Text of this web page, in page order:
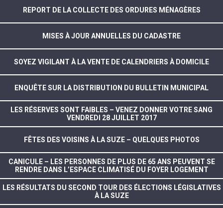
REPORT DE LA COLLECTE DES ORDURES MÉNAGÈRES
MISES À JOUR ANNUELLES DU CADASTRE
SOYEZ VIGILANT À LA VENTE DE CALENDRIERS À DOMICILE
ENQUÊTE SUR LA DISTRIBUTION DU BULLETIN MUNICIPAL
LES RÉSERVES SONT FAIBLES – VENEZ DONNER VOTRE SANG
VENDREDI 28 JUILLET 2017
FÊTES DES VOISINS À LA SUZE – QUELQUES PHOTOS
CANICULE – LES PERSONNES DE PLUS DE 65 ANS PEUVENT SE
RENDRE DANS L’ESPACE CLIMATISÉ DU FOYER LOGEMENT
LES RÉSULTATS DU SECOND TOUR DES ÉLECTIONS LÉGISLATIVES
À LA SUZE